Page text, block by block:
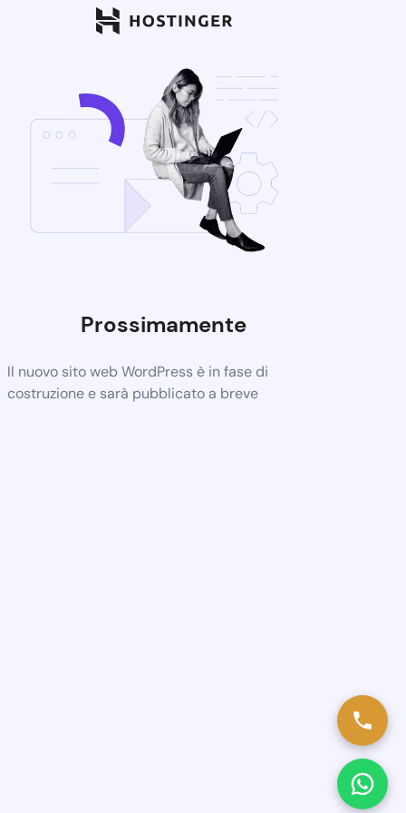
Prossimamente
Il nuovo sito web WordPress è in fase di
costruzione e sarà pubblicato a breve